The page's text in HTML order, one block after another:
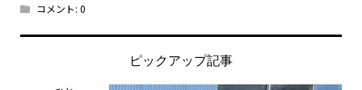
コメント: 0
ピックアップ記事